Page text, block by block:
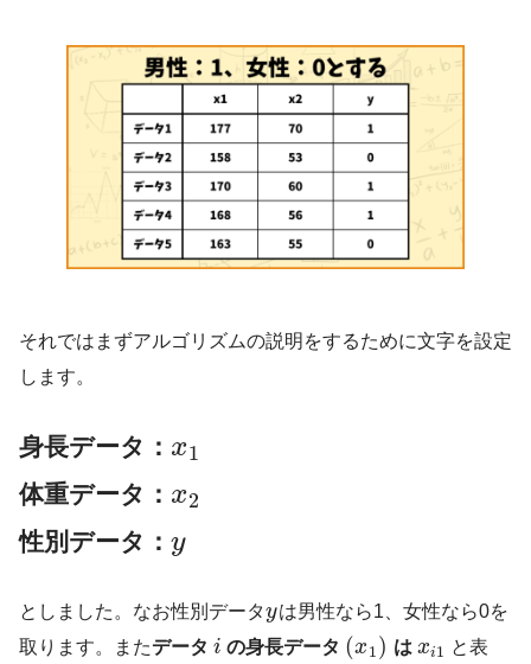
それではまずアルゴリズムの説明をするために文字を設定
します。
身長データ： x1
体重データ： x2
性別データ： y
としました。なお性別データyは男性なら1、女性なら0を
取ります。またデータ i の身長データ (x1) は xi1 と表